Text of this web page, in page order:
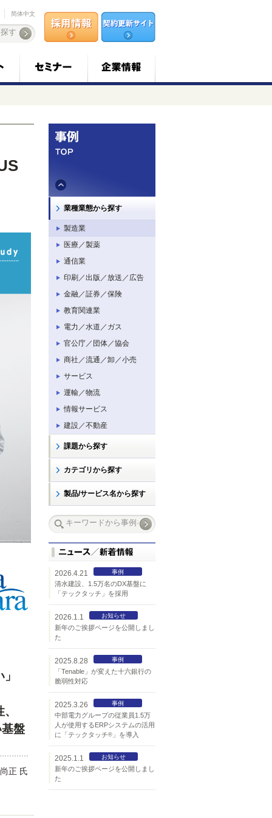
简体中文
盤
正 氏
業種業態から探す
製造業
医療／製薬
通信業
印刷／出版／放送／広告
金融／証券／保険
教育関連業
電力／水道／ガス
官公庁／団体／協会
商社／流通／卸／小売
サービス
運輸／物流
情報サービス
建設／不動産
課題から探す
カテゴリから探す
製品/サービス名から探す
2026.4.21 事例
清水建設、1.5万名のDX基盤に
「テックタッチ」を採用
2026.1.1 お知らせ
新年のご挨拶ページを公開しまし
た
2025.8.28 事例
「Tenable」が変えた十六銀行の
脆弱性対応
2025.3.26 事例
中部電力グループの従業員1.5万
人が使用するERPシステムの活用
に「テックタッチ® 」を導入
2025.1.1 お知らせ
新年のご挨拶ページを公開しまし
た